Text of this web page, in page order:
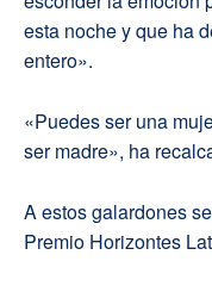
esta noche y que ha
entero».
«Puedes ser una
ser madre», ha
A estos galardones
Premio Horizontes